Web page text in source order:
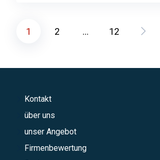
Seitennummerierung
1 2 … 12
Kontakt
über uns
unser Angebot
Firmenbewertung